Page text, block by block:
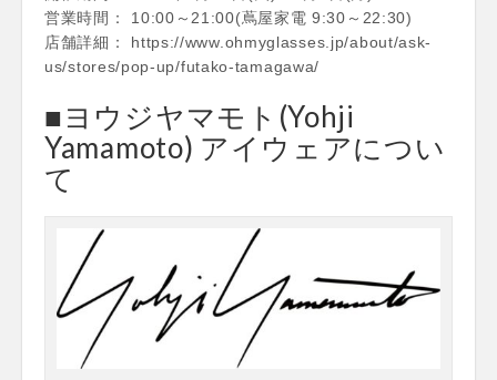
営業時間： 10:00～21:00(蔦屋家電 9:30～22:30)
店舗詳細： https://www.ohmyglasses.jp/about/ask-
us/stores/pop-up/futako-tamagawa/
■ヨウジヤマモト(Yohji
Yamamoto) アイウェアについ
て